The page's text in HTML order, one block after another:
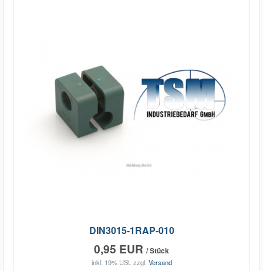
DIN3015-1RAP-010
0,95 EUR / Stück
inkl. 19% USt. zzgl. Versand